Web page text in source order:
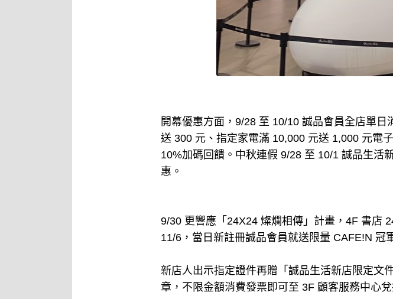
開幕優惠方面，9/28 至 10/10 誠品會員全店單
送 300 元、指定家電滿 10,000 元送 1,000 元電
10%加碼回饋。中秋連假 9/28 至 10/1 誠品生活
惠。
9/30 更響應「24X24 燦爛相傳」計畫，4F 書店
11/6，當日新註冊誠品會員就送限量 CAFE!N 冠
新店人出示指定證件再贈「誠品生活新店限定文
章，不限金額消費發票即可至 3F 顧客服務中心